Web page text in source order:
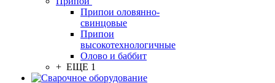
Припои оловянно-
свинцовые
Припои
высокотехнологичные
Олово и баббит
+ ЕЩЕ 1